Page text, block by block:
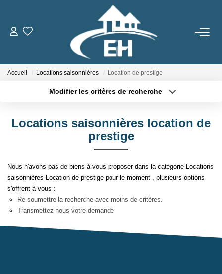
ACHETER
Gestion Locative
Qui Sommes-Nous
Accueil Locations saisonnières Location de prestige
Modifier les critères de recherche
Type de bien
Surface min
Créer une alerte
Locations saisonnières location de
prestige
Nous n'avons pas de biens à vous proposer dans la catégorie Locations
saisonnières Location de prestige pour le moment , plusieurs options
s'offrent à vous :
Re-soumettre la recherche avec moins de critères.
Transmettez-nous votre demande